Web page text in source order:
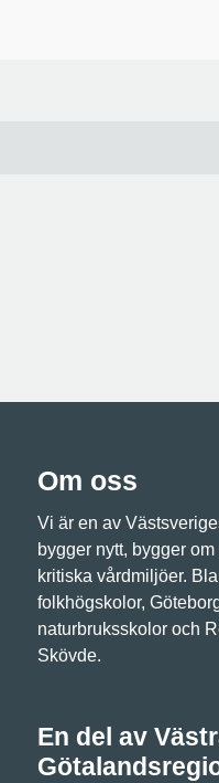
Om oss
Vi är en av
bygger nytt, bygger
kritiska vårdmiljöer.
folkhögskolor,
naturbruksskolor och
Skövde.
En del av